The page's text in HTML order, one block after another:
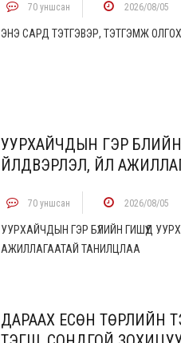
70 уншсан 2026/08/05
ЭНЭ САРД ТЭТГЭВЭР, ТЭТГЭМЖ
УУРХАЙЧДЫН ГЭР БҮЛИЙН
ҮЙЛДВЭРЛЭЛ, ҮЙЛ
70 уншсан 2026/08/05
УУРХАЙЧДЫН ГЭР БҮЛИЙН ГИШҮҮД
АЖИЛЛАГААТАЙ ТАНИЛЦЛАА
ДАРААХ ЕСӨН ТӨРЛИЙН